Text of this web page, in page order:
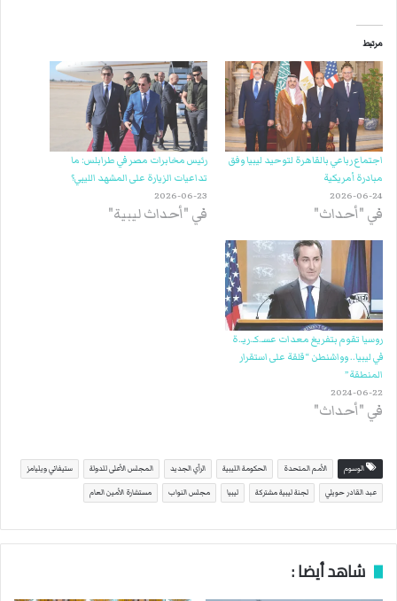
مرتبط
اجتماع رباعي بالقاهرة لتوحيد ليبيا وفق
مبادرة أمريكية
2026-06-24
في "أحداث"
رئيس مخابرات مصر في طرابلس: ما
تداعيات الزيارة على المشهد الليبي؟
2026-06-23
في "أحداث ليبية"
روسيا تقوم بتفريغ معدات عسـ.كـ.ريـ.ة
في ليبيا.. وواشنطن “قلقة على استقرار
المنطقة”
2024-06-22
في "أحداث"
الوسوم الأمم المتحدة الحكومة الليبية الرأي الجديد المجلس الأعلى للدولة ستيفاني ويليامز
عبد القادر حويلي لجنة ليبية مشتركة ليبيا مجلس النواب مستشارة الأمين العام
شاهد أيضا :